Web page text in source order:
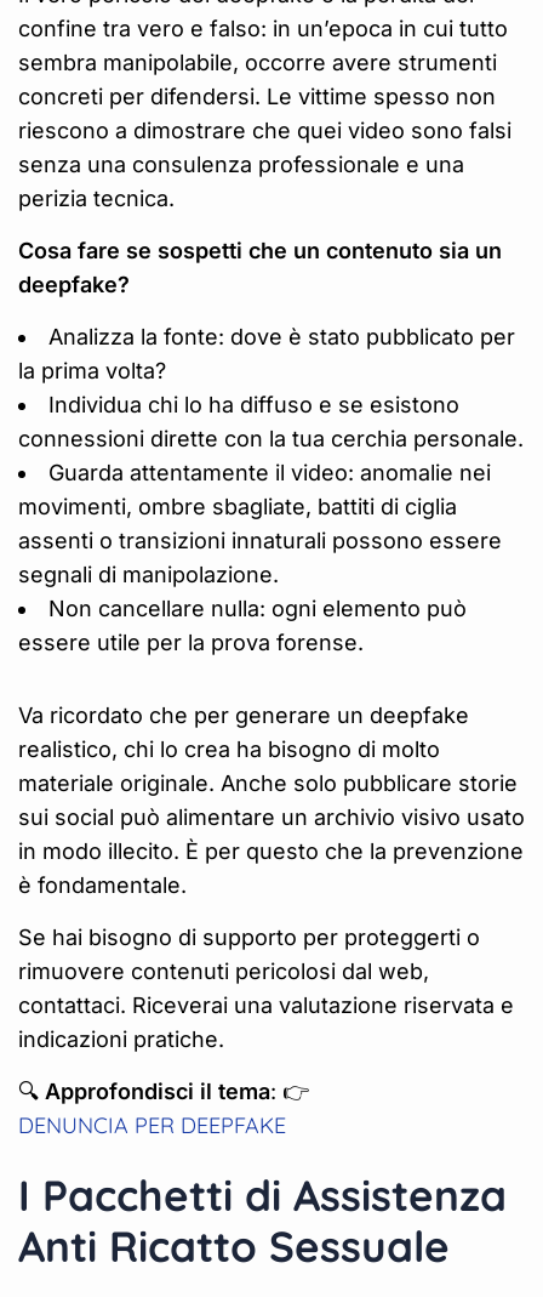
confine tra vero e falso: in un’epoca in cui tutto
sembra manipolabile, occorre avere strumenti
concreti per difendersi. Le vittime spesso non
riescono a dimostrare che quei video sono falsi
senza una consulenza professionale e una
perizia tecnica.
Cosa fare se sospetti che un contenuto sia un
deepfake?
Analizza la fonte: dove è stato pubblicato per
la prima volta?
Individua chi lo ha diffuso e se esistono
connessioni dirette con la tua cerchia personale.
Guarda attentamente il video: anomalie nei
movimenti, ombre sbagliate, battiti di ciglia
assenti o transizioni innaturali possono essere
segnali di manipolazione.
Non cancellare nulla: ogni elemento può
essere utile per la prova forense.
Va ricordato che per generare un deepfake
realistico, chi lo crea ha bisogno di molto
materiale originale. Anche solo pubblicare storie
sui social può alimentare un archivio visivo usato
in modo illecito. È per questo che la prevenzione
è fondamentale.
Se hai bisogno di supporto per proteggerti o
rimuovere contenuti pericolosi dal web,
contattaci. Riceverai una valutazione riservata e
indicazioni pratiche.
🔍 Approfondisci il tema: 👉
DENUNCIA PER DEEPFAKE
I Pacchetti di Assistenza
Anti Ricatto Sessuale